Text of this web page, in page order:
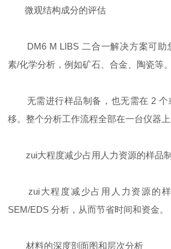
微观结构成分的评估
DM6 M LIBS 二合一解决方案可助
素/化学分析，例如矿石、合金、陶瓷等。
无需进行样品制备，也无需在 2 个
移。整个分析工作流程全部在一台仪器上
zui大程度减少占用人力资源的样品
zui大程度减少占用人力资源的样
SEM/EDS 分析，从而节省时间和资金。
材料的深度剖面图和层次分析